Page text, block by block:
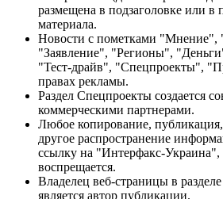
размещена в подзаголовке или в
материала.
Новости с пометками "Мнение",
"Заявление", "Регионы",
"Тест-драйв", "Спецпроекты",
правах рекламы.
Раздел Спецпроекты создается
коммерческими партнерами.
Любое копирование,
другое распространение
ссылку на "Интерфакс-Украина",
воспрещается.
Владелец веб-страницы в
является автор публикации.